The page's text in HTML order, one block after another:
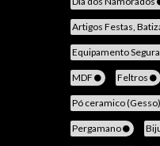
Artigos Festas,
Equipamento
MDF Feltros
Pó ceramico (Gesso)
Pergamano